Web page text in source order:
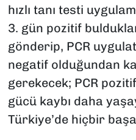
hızlı tanı testi
3. gün pozitif
gönderip, PCR
negatif olduğundan
gerekecek; PCR
gücü kaybı daha
Türkiye’de hiçbir